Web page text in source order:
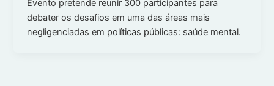
Evento pretende reunir 300 participantes para
debater os desafios em uma das áreas mais
negligenciadas em políticas públicas: saúde mental.